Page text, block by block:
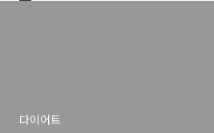
다이어트